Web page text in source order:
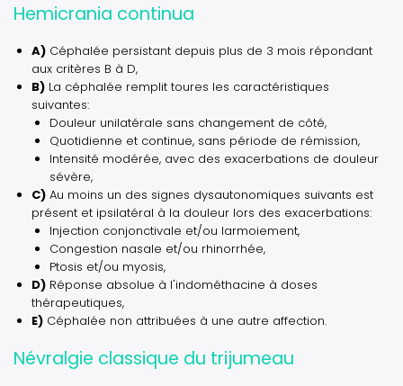
Hemicrania continua
A) Céphalée persistant depuis plus de 3 mois répondant
aux critères B à D,
B) La céphalée remplit toures les caractéristiques
suivantes:
Douleur unilatérale sans changement de côté,
Quotidienne et continue, sans période de rémission,
Intensité modérée, avec des exacerbations de douleur
sévère,
C) Au moins un des signes dysautonomiques suivants est
présent et ipsilatéral à la douleur lors des exacerbations:
Injection conjonctivale et/ou larmoiement,
Congestion nasale et/ou rhinorrhée,
Ptosis et/ou myosis,
D) Réponse absolue à l'indométhacine à doses
thérapeutiques,
E) Céphalée non attribuées à une autre affection.
Névralgie classique du trijumeau